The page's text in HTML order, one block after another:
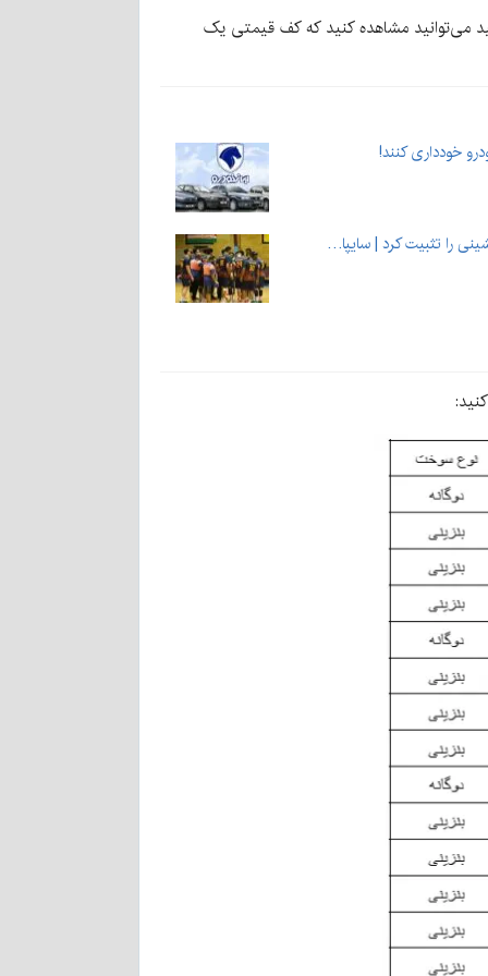
می‌توانید مشاهده کنید که کف قیمتی یک
خودداری کنند!
را تثبیت کرد | سایپا…